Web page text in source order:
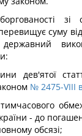
зі
суму
дев'ятої
№ 2475-VIII
- до
обсязі;